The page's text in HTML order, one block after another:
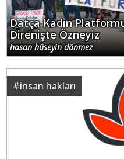
Datça Kadın
Direnişte Özneyiz
hasan hüseyin dönmez
#insan hakları